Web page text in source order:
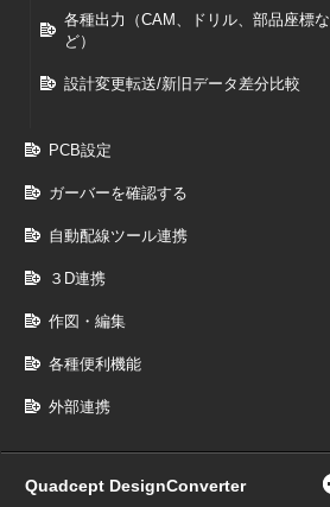
各種出力（CAM、ドリル、部品座標な
ど）
設計変更転送/新旧データ差分比較
PCB設定
ガーバーを確認する
自動配線ツール連携
３D連携
作図・編集
各種便利機能
外部連携
Quadcept DesignConverter